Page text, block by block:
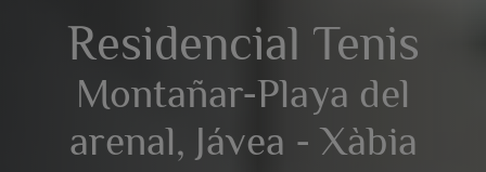
Residencial Tenis
Montañar-Playa del
arenal, Jávea - Xàbia